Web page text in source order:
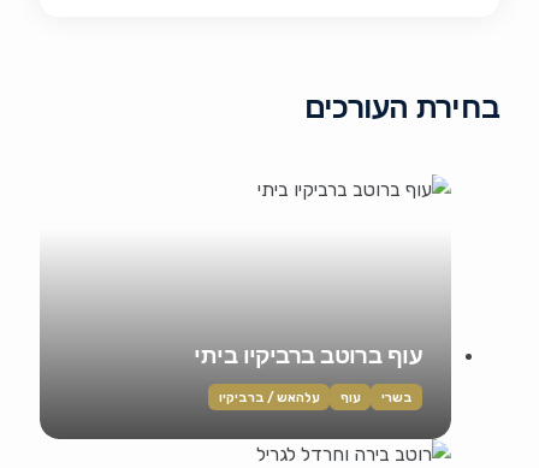
בחירת העורכים
עוף ברוטב ברביקיו ביתי
בשרי עוף עלהאש / ברביקיו